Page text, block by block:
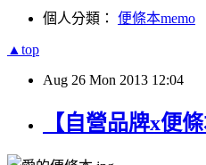
個人分類： 便條本memo
▲top
Aug 26 Mon 2013 12:04
【自營品牌x便